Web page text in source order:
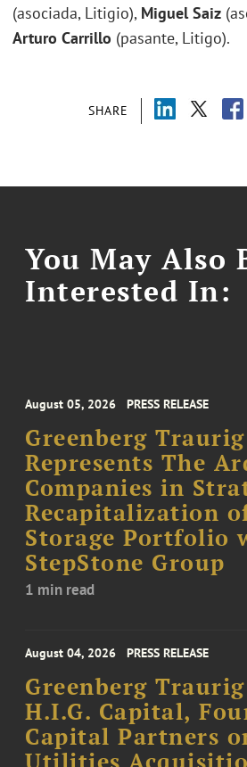
SHARE
(asociada, Litigio), Miguel Saiz
Arturo Carrillo (pasante, Litigo).
You May Also
Interested In:
August 05, 2026 PRESS RELEASE
Greenberg Traurig
Represents The
Companies in
Recapitalization
Storage Portfolio
StepStone Group
1 min read
August 04, 2026 PRESS RELEASE
Greenberg
H.I.G. Capital,
Capital Partners